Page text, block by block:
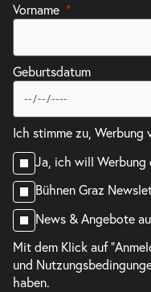
Vorname
Geburtsdatum
Ich stimme zu, Werbung
Ja, ich will Werbung
Bühnen Graz
News & Angebote
Mit dem Klick auf
und
haben.